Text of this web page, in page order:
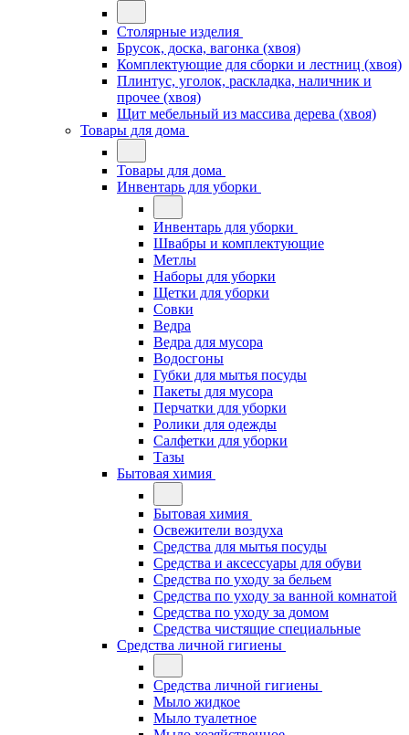
Столярные изделия
Брусок, доска, вагонка (хвоя)
Комплектующие для сборки и лестниц (хвоя)
Плинтус, уголок, раскладка, наличник и
прочее (хвоя)
Щит мебельный из массива дерева (хвоя)
Товары для дома
Товары для дома
Инвентарь для уборки
Инвентарь для уборки
Швабры и комплектующие
Метлы
Наборы для уборки
Щетки для уборки
Совки
Ведра
Ведра для мусора
Водосгоны
Губки для мытья посуды
Пакеты для мусора
Перчатки для уборки
Ролики для одежды
Салфетки для уборки
Тазы
Бытовая химия
Бытовая химия
Освежители воздуха
Средства для мытья посуды
Средства и аксессуары для обуви
Средства по уходу за бельем
Средства по уходу за ванной комнатой
Средства по уходу за домом
Средства чистящие специальные
Средства личной гигиены
Средства личной гигиены
Мыло жидкое
Мыло туалетное